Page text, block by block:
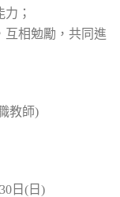
；
互相勉勵，共同進
教師)
日(日)